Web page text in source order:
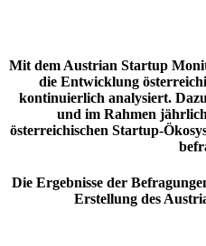
Mit dem Austrian Startup
die Entwicklung
kontinuierlich analysiert.
und im Rahmen
österreichischen Startup-
Die Ergebnisse der
Erstellung des